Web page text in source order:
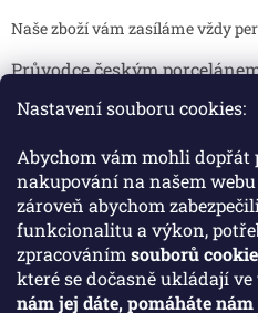
Nastavení souboru cookies:
Abychom vám mohli dopřát
nakupování na našem
zároveň abychom
funkcionalitu a výkon,
zpracováním souborů
které se dočasně ukládají
nám jej dáte, pomáháte
Naše zboží vám zasíláme vždy
Průvodce českým
Jak skladovat broušené
Broušené sklenice jsou symbolem
Facebook